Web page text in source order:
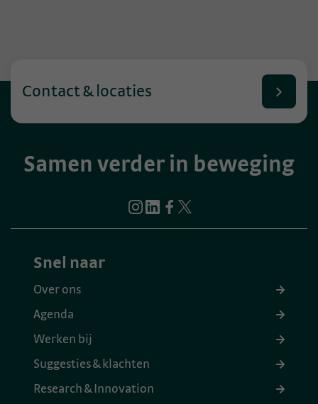
Samen verder in beweging
Contact & locaties
Snel naar
Over ons
Agenda
Werken bij
Suggesties & klachten
Research & Innovation